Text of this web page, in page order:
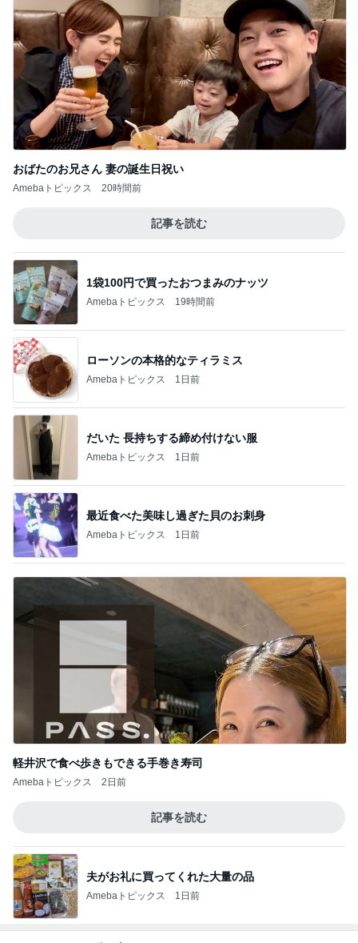
おばたのお兄さん 妻の誕生日祝い
Amebaトピックス 20時間前
記事を読む
1袋100円で買ったおつまみのナッツ
Amebaトピックス 19時間前
ローソンの本格的なティラミス
Amebaトピックス 1日前
だいた 長持ちする締め付けない服
Amebaトピックス 1日前
最近食べた美味し過ぎた貝のお刺身
Amebaトピックス 1日前
軽井沢で食べ歩きもできる手巻き寿司
Amebaトピックス 2日前
記事を読む
夫がお礼に買ってくれた大量の品
Amebaトピックス 1日前